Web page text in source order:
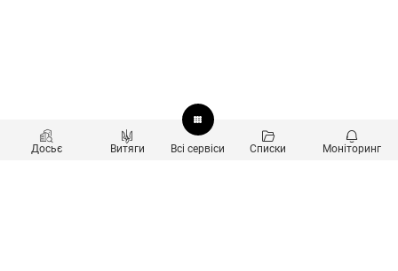
Досьє Витяги Всі сервіси Списки Моніторинг